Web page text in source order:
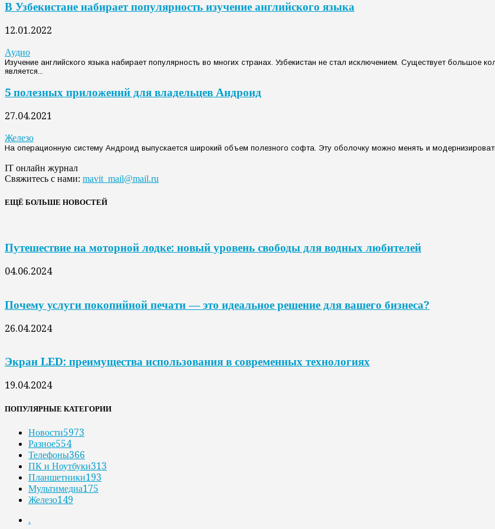
В Узбекистане набирает популярность изучение английского языка
12.01.2022
Аудио
Изучение английского языка набирает популярность во многих странах. Узбекистан не стал исключением. Существует большое
является...
5 полезных приложений для владельцев Андроид
27.04.2021
Железо
На операционную систему Андроид выпускается широкий объем полезного софта. Эту оболочку можно менять и
IT онлайн журнал
Свяжитесь с нами: mavit_mail@mail.ru
ЕЩЁ БОЛЬШЕ НОВОСТЕЙ
Путешествие на моторной лодке: новый уровень свободы для водных любителей
04.06.2024
Почему услуги покопийной печати — это идеальное решение для вашего бизнеса?
26.04.2024
Экран LED: преимущества использования в современных технологиях
19.04.2024
ПОПУЛЯРНЫЕ КАТЕГОРИИ
Новости5973
Разное554
Телефоны366
ПК и Ноутбуки313
Планшетники193
Мультимедиа175
Железо149
.